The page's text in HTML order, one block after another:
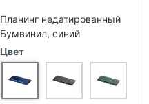
Планинг недатированный
Бумвинил, синий
Цвет